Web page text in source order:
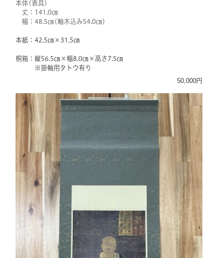
本体(表具)
丈：141.0㎝
幅：48.5㎝(軸木込み54.0㎝)
本紙：42.5㎝×31.5㎝
桐箱：縦56.5㎝×幅8.0㎝×高さ7.5㎝
※掛軸用タトウ有り
50,000円